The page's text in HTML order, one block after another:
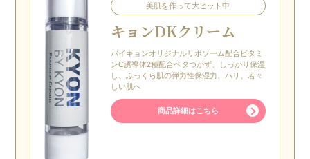
美肌を作って大ヒット中
キョンDKクリーム
バイキョンオリジナルリポソーム配合ビタミ
ンC誘導体2種配合ベタつかず、しっかり保湿
し、ふっくら肌の弾力性保湿力、ハリ、若々
しい肌へ
商品詳細はこちら